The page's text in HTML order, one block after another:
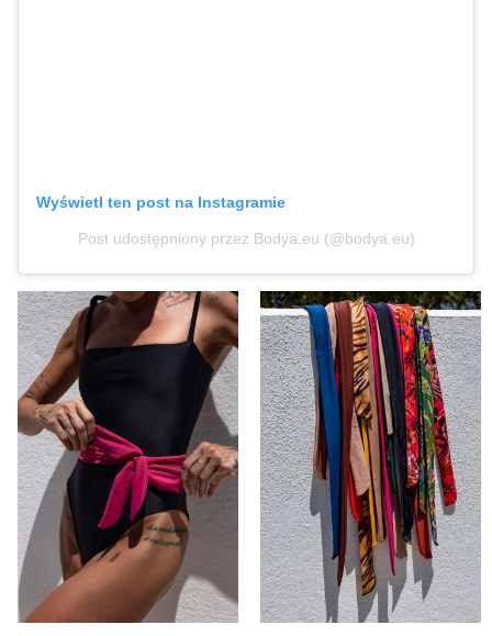
Wyświetl ten post na Instagramie
Post udostępniony przez Bodya.eu (@bodya.eu)